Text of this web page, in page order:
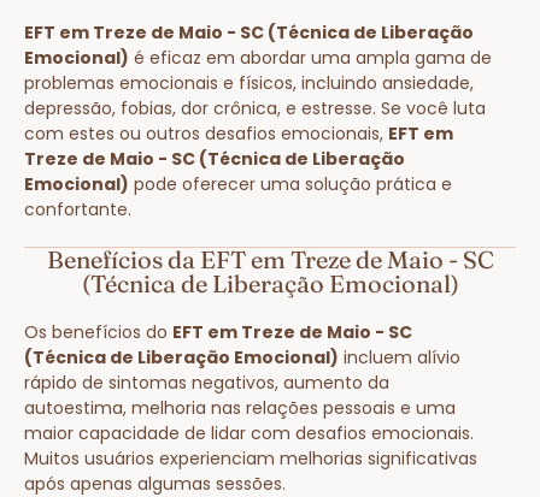
EFT em Treze de Maio - SC (Técnica de Liberação
Emocional) é eficaz em abordar uma ampla gama de
problemas emocionais e físicos, incluindo ansiedade,
depressão, fobias, dor crônica, e estresse. Se você luta
com estes ou outros desafios emocionais, EFT em
Treze de Maio - SC (Técnica de Liberação
Emocional) pode oferecer uma solução prática e
confortante.
Benefícios da EFT em Treze de Maio - SC
(Técnica de Liberação Emocional)
Os benefícios do EFT em Treze de Maio - SC
(Técnica de Liberação Emocional) incluem alívio
rápido de sintomas negativos, aumento da
autoestima, melhoria nas relações pessoais e uma
maior capacidade de lidar com desafios emocionais.
Muitos usuários experienciam melhorias significativas
após apenas algumas sessões.